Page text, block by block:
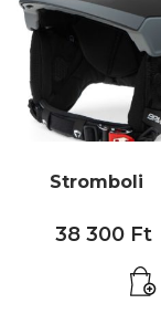
Stromboli
38 300 Ft